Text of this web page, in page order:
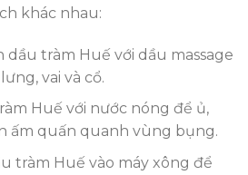
khác nhau:
dầu tràm Huế với dầu massage
vai và cổ.
Huế với nước nóng để ủ,
ấm quấn quanh vùng bụng.
tràm Huế vào máy xông để